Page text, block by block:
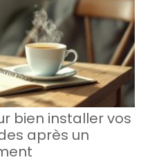
bien installer vos
après un